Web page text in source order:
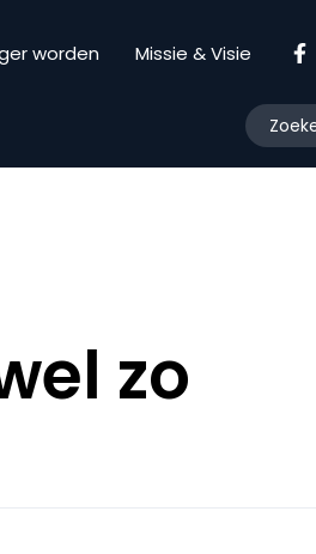
worden Missie & Visie
zo